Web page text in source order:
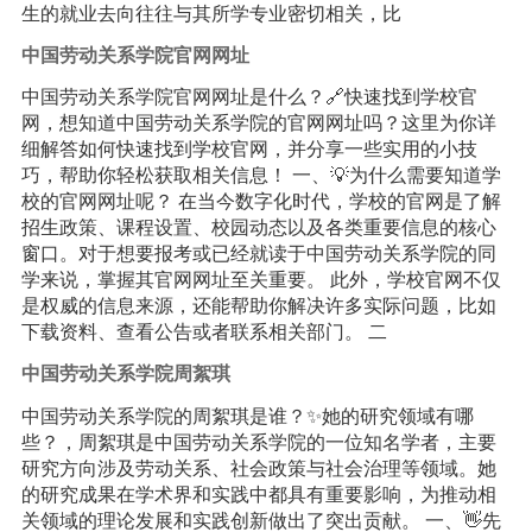
生的就业去向往往与其所学专业密切相关，比
中国劳动关系学院官网网址
中国劳动关系学院官网网址是什么？🔗快速找到学校官
网，想知道中国劳动关系学院的官网网址吗？这里为你详
细解答如何快速找到学校官网，并分享一些实用的小技
巧，帮助你轻松获取相关信息！ 一、💡为什么需要知道学
校的官网网址呢？ 在当今数字化时代，学校的官网是了解
招生政策、课程设置、校园动态以及各类重要信息的核心
窗口。对于想要报考或已经就读于中国劳动关系学院的同
学来说，掌握其官网网址至关重要。 此外，学校官网不仅
是权威的信息来源，还能帮助你解决许多实际问题，比如
下载资料、查看公告或者联系相关部门。 二
中国劳动关系学院周絮琪
中国劳动关系学院的周絮琪是谁？✨她的研究领域有哪
些？，周絮琪是中国劳动关系学院的一位知名学者，主要
研究方向涉及劳动关系、社会政策与社会治理等领域。她
的研究成果在学术界和实践中都具有重要影响，为推动相
关领域的理论发展和实践创新做出了突出贡献。 一、👋先